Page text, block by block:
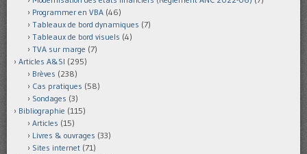
Programmer en VBA (46)
Tableaux de bord dynamiques (7)
Tableaux de bord visuels (4)
TVA sur marge (7)
Articles A&SI (295)
Brèves (238)
Cas pratiques (58)
Sondages (3)
Bibliographie (115)
Articles (15)
Livres & ouvrages (33)
Sites internet (71)